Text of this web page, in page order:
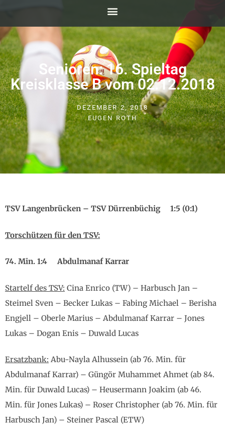
Senioren: 16. Spieltag
Kreisklasse B vom 02.12.2018
DEZEMBER 2, 2018
EUGEN ROTH
TSV Langenbrücken – TSV Dürrenbüchig 1:5 (0:1)
Torschützen für den TSV:
74. Min. 1:4 Abdulmanaf Karrar
Startelf des TSV: Cina Enrico (TW) – Harbusch Jan –
Steimel Sven – Becker Lukas – Fabing Michael – Berisha
Engjell – Oberle Marius – Abdulmanaf Karrar – Jones
Lukas – Dogan Enis – Duwald Lucas
Ersatzbank: Abu-Nayla Alhussein (ab 76. Min. für
Abdulmanaf Karrar) – Güngör Muhammet Ahmet (ab 84.
Min. für Duwald Lucas) – Heusermann Joakim (ab 46.
Min. für Jones Lukas) – Roser Christopher (ab 76. Min. für
Harbusch Jan) – Steiner Pascal (ETW)